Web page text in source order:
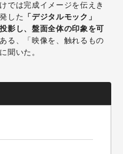
では完成イメージを伝えき
した 「デジタルモック」
影し、盤面全体の印象を可
る、「映像を、触れるもの
聞いた。